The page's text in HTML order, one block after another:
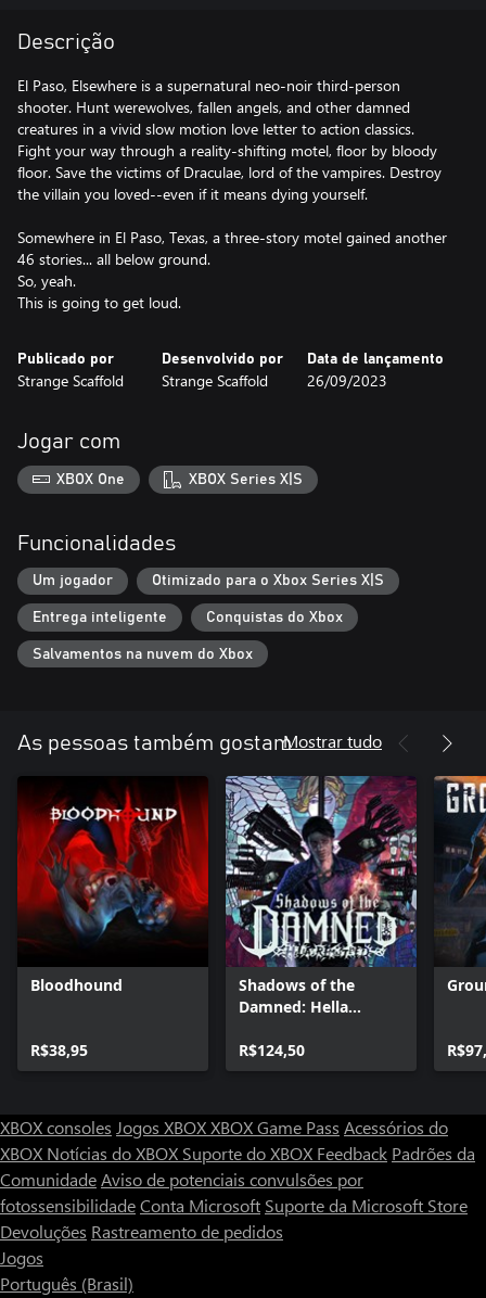
Descrição
El Paso, Elsewhere is a supernatural neo-noir third-person
shooter. Hunt werewolves, fallen angels, and other damned
creatures in a vivid slow motion love letter to action classics.
Fight your way through a reality-shifting motel, floor by bloody
floor. Save the victims of Draculae, lord of the vampires. Destroy
the villain you loved--even if it means dying yourself.
Somewhere in El Paso, Texas, a three-story motel gained another
46 stories... all below ground.
So, yeah.
This is going to get loud.
Publicado por
Strange Scaffold
Desenvolvido por
Strange Scaffold
Data de lançamento
26/09/2023
Jogar com
XBOX One XBOX Series X|S
Funcionalidades
Um jogador Otimizado para o Xbox Series X|S
Entrega inteligente Conquistas do Xbox
Salvamentos na nuvem do Xbox
As pessoas também gostamMostrar tudo
Bloodhound
R$38,95
Shadows of the
Damned: Hella
R$124,50
XBOX consoles Jogos XBOXXBOX Game Pass Acessórios do
XBOX Notícias do XBOX Suporte do XBOX Feedback Padrões da
ComunidadeAviso de potenciais convulsões por
fotossensibilidadeConta Microsoft Suporte da Microsoft Store
Devoluções Rastreamento de pedidos
Jogos
Português (Brasil)